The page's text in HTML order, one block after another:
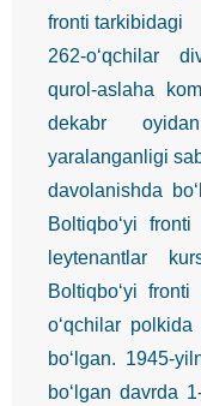
fronti tarkibidagi
262-o‘qchilar
qurol-aslaha
dekabr
yaralanganligi
davolanishda
Boltiqbo‘yi
leytenantlar
Boltiqbo‘yi
o‘qchilar
bo‘lgan. 1945-
bo‘lgan davrda